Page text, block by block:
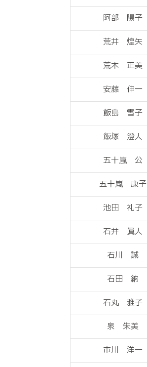
阿部 陽子
荒井 煌矢
荒木 正美
安藤 伸一
飯島 雪子
飯塚 澄人
五十嵐 公
五十嵐 康子
池田 礼子
石井 眞人
石川 誠
石田 納
石丸 雅子
泉 朱美
市川 洋一